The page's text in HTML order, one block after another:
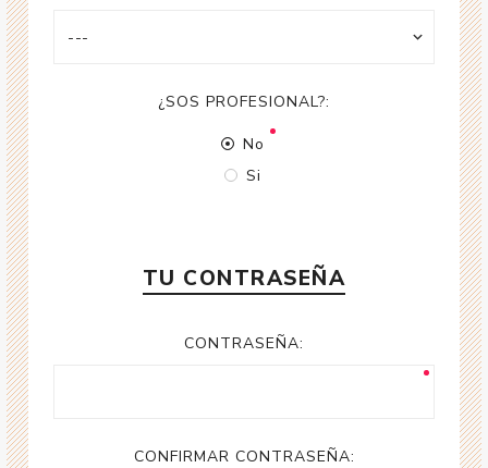
¿SOS PROFESIONAL?:
No
Si
TU CONTRASEÑA
CONTRASEÑA:
CONFIRMAR CONTRASEÑA: